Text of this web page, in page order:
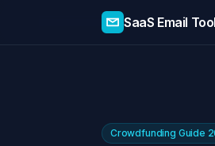
SaaS Email
Crowdfunding Guide